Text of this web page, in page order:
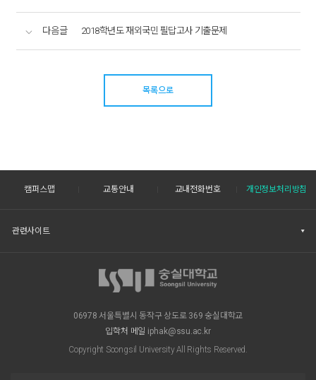
다음글 2018학년도 재외국민 필답고사 기출문제
목록으로
캠퍼스맵 교통안내 교내전화번호 개인정보처리방침
관련사이트
06978 서울특별시 동작구 상도로 369 숭실대학교
입학처 메일 iphak@ssu.ac.kr
Copyright Soongsil University All Rights Reserved.